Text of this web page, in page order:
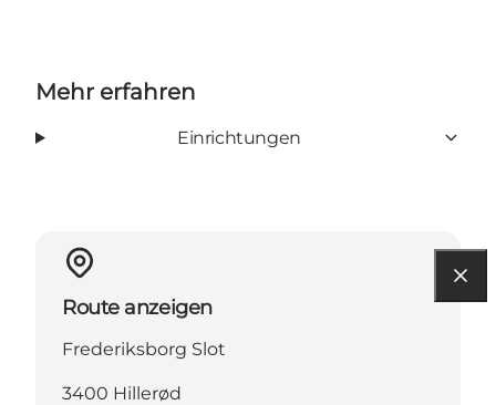
Mehr erfahren
Einrichtungen
Route anzeigen
Frederiksborg Slot
3400 Hillerød